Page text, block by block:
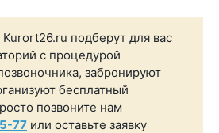
подберут для вас
с процедурой
забронируют
бесплатный
позвоните нам
77 или оставьте заявку